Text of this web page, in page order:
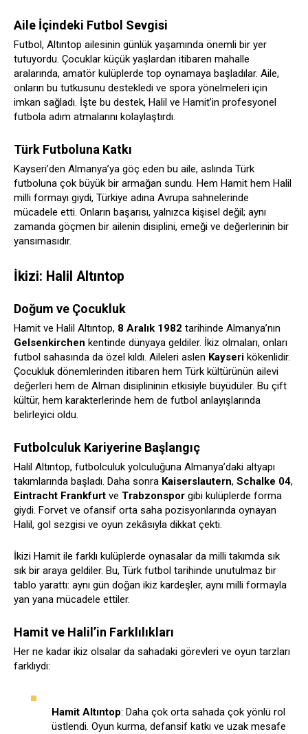
Aile İçindeki Futbol Sevgisi
Futbol, Altıntop ailesinin günlük yaşamında önemli bir yer
tutuyordu. Çocuklar küçük yaşlardan itibaren mahalle
aralarında, amatör kulüplerde top oynamaya başladılar. Aile,
onların bu tutkusunu destekledi ve spora yönelmeleri için
imkan sağladı. İşte bu destek, Halil ve Hamit’in profesyonel
futbola adım atmalarını kolaylaştırdı.
Türk Futboluna Katkı
Kayseri’den Almanya’ya göç eden bu aile, aslında Türk
futboluna çok büyük bir armağan sundu. Hem Hamit hem Halil
milli formayı giydi, Türkiye adına Avrupa sahnelerinde
mücadele etti. Onların başarısı, yalnızca kişisel değil; aynı
zamanda göçmen bir ailenin disiplini, emeği ve değerlerinin bir
yansımasıdır.
İkizi: Halil Altıntop
Doğum ve Çocukluk
Hamit ve Halil Altıntop, 8 Aralık 1982 tarihinde Almanya’nın
Gelsenkirchen kentinde dünyaya geldiler. İkiz olmaları, onları
futbol sahasında da özel kıldı. Aileleri aslen Kayseri kökenlidir.
Çocukluk dönemlerinden itibaren hem Türk kültürünün ailevi
değerleri hem de Alman disiplininin etkisiyle büyüdüler. Bu çift
kültür, hem karakterlerinde hem de futbol anlayışlarında
belirleyici oldu.
Futbolculuk Kariyerine Başlangıç
Halil Altıntop, futbolculuk yolculuğuna Almanya’daki altyapı
takımlarında başladı. Daha sonra Kaiserslautern, Schalke 04,
Eintracht Frankfurt ve Trabzonspor gibi kulüplerde forma
giydi. Forvet ve ofansif orta saha pozisyonlarında oynayan
Halil, gol sezgisi ve oyun zekâsıyla dikkat çekti.
İkizi Hamit ile farklı kulüplerde oynasalar da milli takımda sık
sık bir araya geldiler. Bu, Türk futbol tarihinde unutulmaz bir
tablo yarattı: aynı gün doğan ikiz kardeşler, aynı milli formayla
yan yana mücadele ettiler.
Hamit ve Halil’in Farklılıkları
Her ne kadar ikiz olsalar da sahadaki görevleri ve oyun tarzları
farklıydı:
Hamit Altıntop: Daha çok orta sahada çok yönlü rol
üstlendi. Oyun kurma, defansif katkı ve uzak mesafe